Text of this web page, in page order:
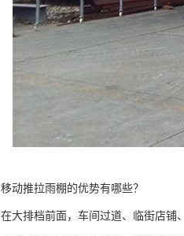
移动推拉雨棚的优势有哪些？
在大排档前面，车间过道、临街店铺